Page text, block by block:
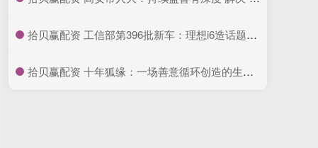
​拾贝赢配资 工信部第396批新车：理想i6造话题，银河M9来势汹汹
​拾贝赢配资 十年狐缘：一场善意循环创造的生态奇迹